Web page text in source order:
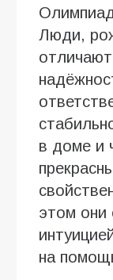
Люди,
в доме и
этом они
на